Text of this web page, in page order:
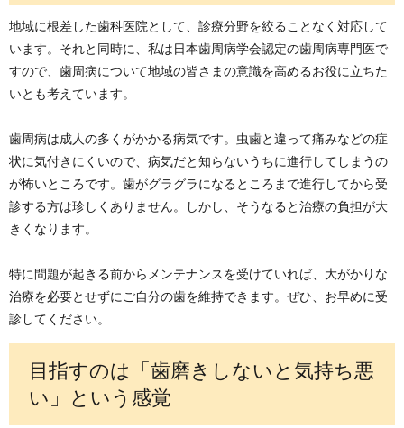
地域に根差した歯科医院として、診療分野を絞ることなく対応して
います。それと同時に、私は日本歯周病学会認定の歯周病専門医で
すので、歯周病について地域の皆さまの意識を高めるお役に立ちた
いとも考えています。
歯周病は成人の多くがかかる病気です。虫歯と違って痛みなどの症
状に気付きにくいので、病気だと知らないうちに進行してしまうの
が怖いところです。歯がグラグラになるところまで進行してから受
診する方は珍しくありません。しかし、そうなると治療の負担が大
きくなります。
特に問題が起きる前からメンテナンスを受けていれば、大がかりな
治療を必要とせずにご自分の歯を維持できます。ぜひ、お早めに受
診してください。
目指すのは「歯磨きしないと気持ち悪
い」という感覚